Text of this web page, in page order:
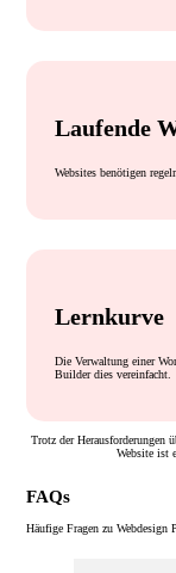
Laufende
Websites benötigen
Lernkurve
Die Verwaltung einer
Builder dies vereinfacht.
Trotz der Herausforderungen
Website ist
FAQs
Häufige Fragen zu Webdesign